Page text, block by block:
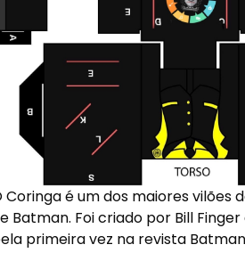
Coringa é um dos maiores
Batman. Foi criado por Bill
primeira vez na revista